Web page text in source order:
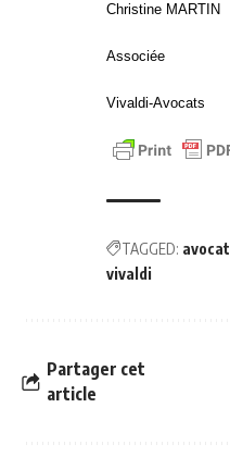
Christine MARTIN
Associée
Vivaldi-Avocats
TAGGED:
vivaldi
Partager cet
article